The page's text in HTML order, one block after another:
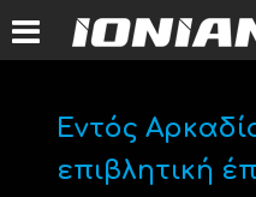
Εντός
επιβλητική